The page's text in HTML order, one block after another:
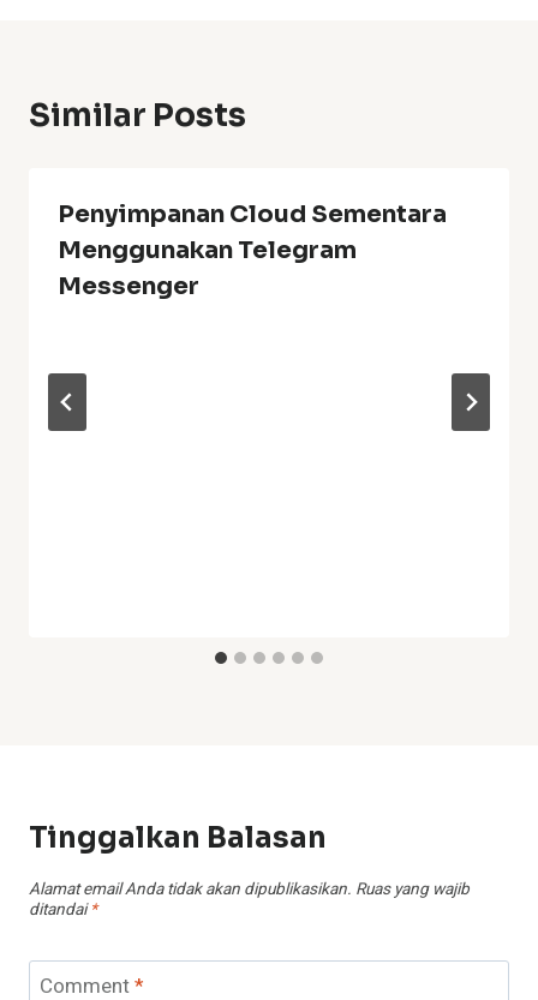
Similar Posts
Penyimpanan Cloud Sementara
Menggunakan Telegram
Messenger
Tinggalkan Balasan
Alamat email Anda tidak akan dipublikasikan. Ruas yang wajib
ditandai*
Comment*